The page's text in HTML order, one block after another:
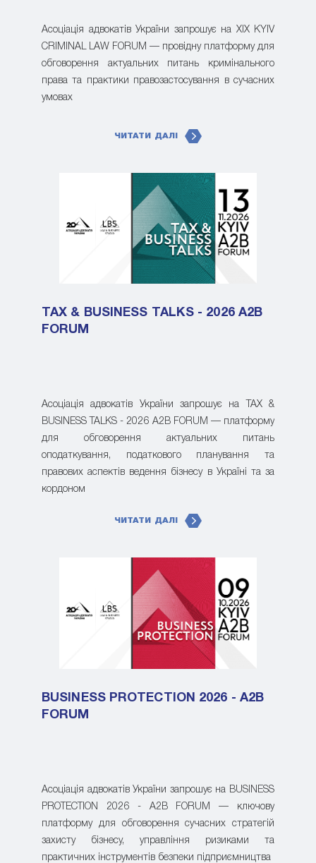
Асоціація адвокатів України запрошує на XIX KYIV
CRIMINAL LAW FORUM — провідну платформу для
обговорення актуальних питань кримінального
права та практики правозастосування в сучасних
умовах
ЧИТАТИ ДАЛІ
TAX & BUSINESS TALKS - 2026 A2B
FORUM
Асоціація адвокатів України запрошує на TAX &
BUSINESS TALKS - 2026 A2B FORUM — платформу
для обговорення актуальних питань
оподаткування, податкового планування та
правових аспектів ведення бізнесу в Україні та за
кордоном
ЧИТАТИ ДАЛІ
BUSINESS PROTECTION 2026 - A2B
FORUM
Асоціація адвокатів України запрошує на BUSINESS
PROTECTION 2026 - A2B FORUM — ключову
платформу для обговорення сучасних стратегій
захисту бізнесу, управління ризиками та
практичних інструментів безпеки підприємництва